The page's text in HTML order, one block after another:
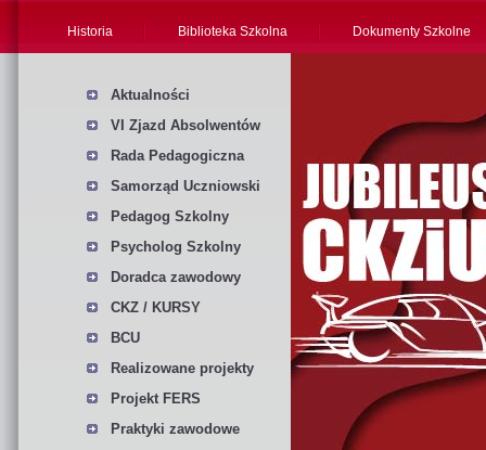
Historia Biblioteka Szkolna Dokumenty Szkolne
Aktualności
VI Zjazd Absolwentów
Rada Pedagogiczna
Samorząd Uczniowski
Pedagog Szkolny
Psycholog Szkolny
Doradca zawodowy
CKZ / KURSY
BCU
Realizowane projekty
Projekt FERS
Praktyki zawodowe